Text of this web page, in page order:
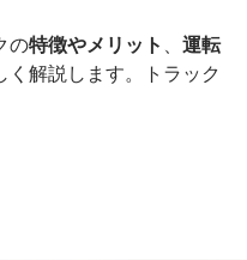
の特徴やメリット
運転
く解説します。トラック